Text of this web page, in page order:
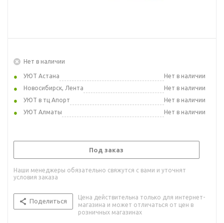
Нет в наличии
УЮТ Астана
Нет в наличии
Новосибирск, Лента
Нет в наличии
УЮТ в тц Апорт
Нет в наличии
УЮТ Алматы
Нет в наличии
Под заказ
Наши менеджеры обязательно свяжутся с вами и уточнят
условия заказа
Поделиться
Цена действительна только для интернет-
магазина и может отличаться от цен в
розничных магазинах